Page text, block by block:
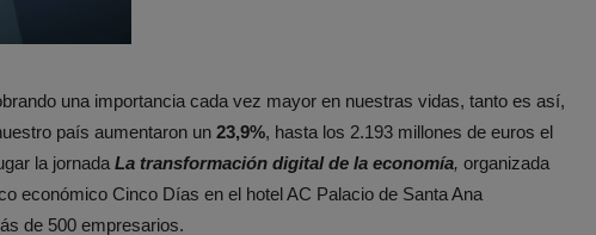
una importancia cada vez mayor en nuestras vidas, tanto es así,
país aumentaron un 23,9%, hasta los 2.193 millones de euros el
la jornada La transformación digital de la economía, organizada
económico Cinco Días en el hotel AC Palacio de Santa Ana
de 500 empresarios.